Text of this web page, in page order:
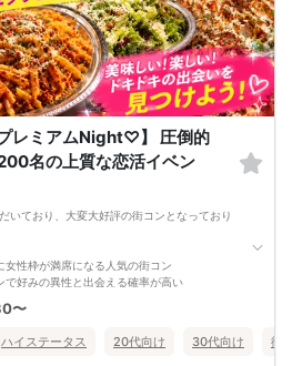
レミアムNight♡】 圧倒的
名の上質な恋活イベン
いており、大変大好評の街コンとなっており
性枠が満席になる人気の街コン
好みの異性と出会える確率が高い
4割がお一人参加です。
ぎるというようなことがなく、平均で男性
〜
ハイステータス 20代向け 30代向け 街